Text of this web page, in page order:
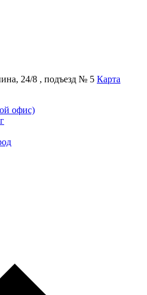
24/8 , подъезд № 5 Карта
офис)